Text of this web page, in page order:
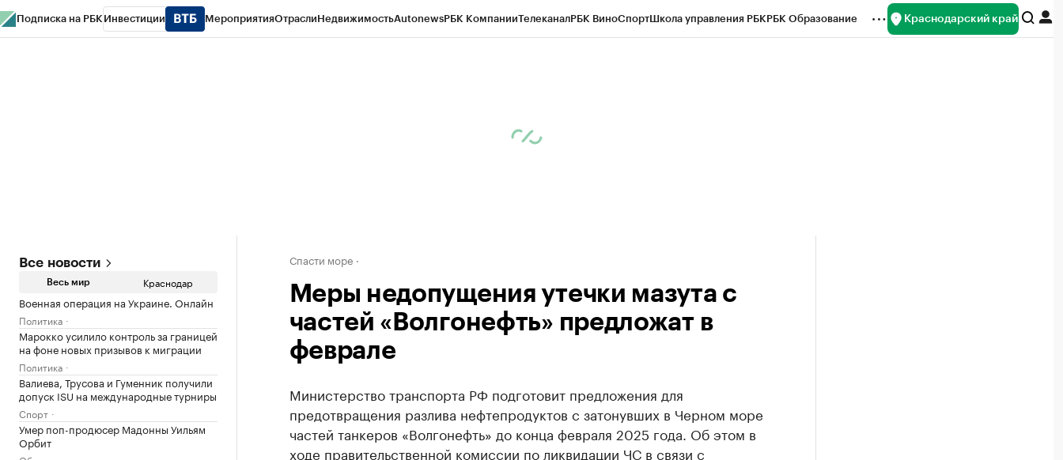
Подписка на РБК Инвестиции МероприятияОтраслиНедвижимостьAutonewsРБК КомпанииТелеканалРБК ВиноСпортШкола управления РБКРБК Образование Краснодарский край
Все новости
Весь мир Краснодар
Военная операция на Украине. Онлайн
Политика
Марокко усилило контроль за границей
на фоне новых призывов к миграции
Политика
Валиева, Трусова и Гуменник получили
допуск ISU на международные турниры
Спорт
Умер поп-продюсер Мадонны Уильям
Орбит
Спасти море
Меры недопущения утечки мазута с
частей «Волгонефть» предложат в
феврале
Министерство транспорта РФ подготовит предложения для
предотвращения разлива нефтепродуктов с затонувших в Черном море
частей танкеров «Волгонефть» до конца февраля 2025 года. Об этом в
ходе правительственной комиссии по ликвидации ЧС в связи с